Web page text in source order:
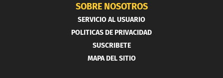
SOBRE NOSOTROS
SERVICIO AL USUARIO
POLITICAS DE PRIVACIDAD
SUSCRIBETE
MAPA DEL SITIO